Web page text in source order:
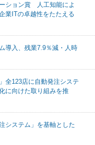
ション賞 人工知能によ
業ITの卓越性をたたえる
導入、残業7.9％減・人時
全123店に自動発注システ
に向けた取り組みを推
システム」を基軸とした